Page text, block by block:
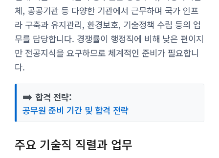
체, 공공기관 등 다양한 기관에서 근무하며 국가 인프
라 구축과 유지관리, 환경보호, 기술정책 수립 등의 업
무를 담당합니다. 경쟁률이 행정직에 비해 낮은 편이지
만 전공지식을 요구하므로 체계적인 준비가 필요합니
다.
➡️ 합격 전략:
공무원 준비 기간 및 합격 전략
주요 기술직 직렬과 업무